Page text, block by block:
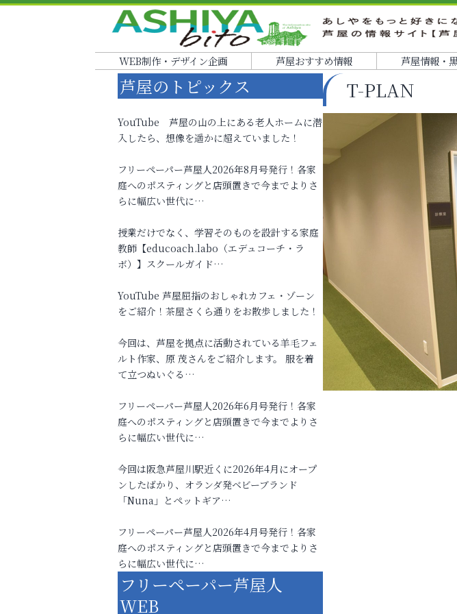
WEB制作・デザイン企画 芦屋おすすめ情報 芦屋情報・
T-PLAN
芦屋のトピックス
YouTube 芦屋の山の上にある老人ホームに潜
入したら、想像を遥かに超えていました！
フリーペーパー芦屋人2026年8月号発行！各家
庭へのポスティングと店頭置きで今までよりさ
らに幅広い世代に…
授業だけでなく、学習そのものを設計する家庭
教師【educoach.labo（エデュコーチ・ラ
ボ）】スクールガイド…
YouTube 芦屋屈指のおしゃれカフェ・ゾーン
をご紹介！茶屋さくら通りをお散歩しました！
今回は、芦屋を拠点に活動されている羊毛フェ
ルト作家、原 茂さんをご紹介します。 服を着
て立つぬいぐる…
フリーペーパー芦屋人2026年6月号発行！各家
庭へのポスティングと店頭置きで今までよりさ
らに幅広い世代に…
今回は阪急芦屋川駅近くに2026年4月にオープ
ンしたばかり、オランダ発ベビーブランド
「Nuna」とペットギア…
フリーペーパー芦屋人2026年4月号発行！各家
庭へのポスティングと店頭置きで今までよりさ
らに幅広い世代に…
フリーペーパー芦屋人
WEB